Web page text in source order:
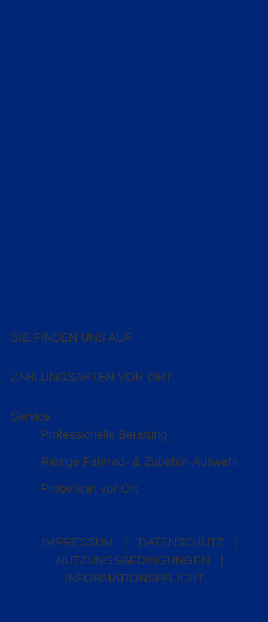
SIE FINDEN UNS AUF
ZAHLUNGSARTEN VOR ORT
Service
Professionelle Beratung
Riesige Fahrrad- & Zubehör-Auswahl
Probefahrt vor Ort
IMPRESSUM DATENSCHUTZ
NUTZUNGSBEDINGUNGEN
INFORMATIONSPFLICHT